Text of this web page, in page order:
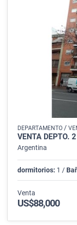
DEPARTAMENTO /
VENTA DEPTO.
Argentina
dormitorios: 1 /
Venta
US$88,000